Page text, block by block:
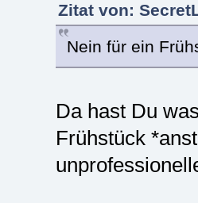
Zitat von:
Nein für ein
Da hast Du
Frühstück